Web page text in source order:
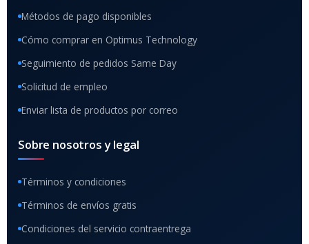
Métodos de pago disponibles
Cómo comprar en Optimus Technology
Seguimiento de pedidos Same Day
Solicitud de empleo
Enviar lista de productos por correo
Sobre nosotros y legal
Términos y condiciones
Términos de envíos gratis
Condiciones del servicio contraentrega